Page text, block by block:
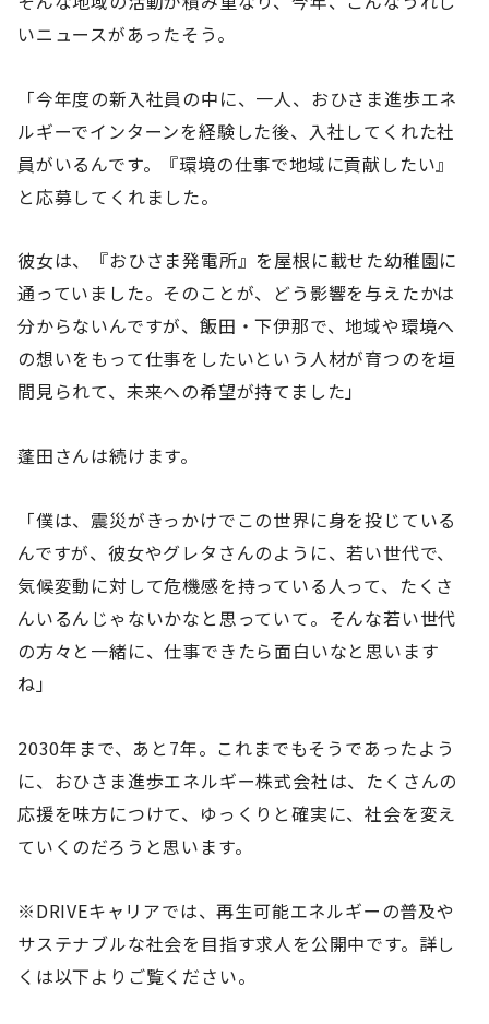
いニュースがあったそう。
「今年度の新入社員の中に、一人、おひさま進歩エネ
ルギーでインターンを経験した後、入社してくれた社
員がいるんです。『環境の仕事で地域に貢献したい』
と応募してくれました。
彼女は、『おひさま発電所』を屋根に載せた幼稚園に
通っていました。そのことが、どう影響を与えたかは
分からないんですが、飯田・下伊那で、地域や環境へ
の想いをもって仕事をしたいという人材が育つのを垣
間見られて、未来への希望が持てました」
蓬田さんは続けます。
「僕は、震災がきっかけでこの世界に身を投じている
んですが、彼女やグレタさんのように、若い世代で、
気候変動に対して危機感を持っている人って、たくさ
んいるんじゃないかなと思っていて。そんな若い世代
の方々と一緒に、仕事できたら面白いなと思います
ね」
2030年まで、あと7年。これまでもそうであったよう
に、おひさま進歩エネルギー株式会社は、たくさんの
応援を味方につけて、ゆっくりと確実に、社会を変え
ていくのだろうと思います。
※DRIVEキャリアでは、再生可能エネルギーの普及や
サステナブルな社会を目指す求人を公開中です。詳し
くは以下よりご覧ください。